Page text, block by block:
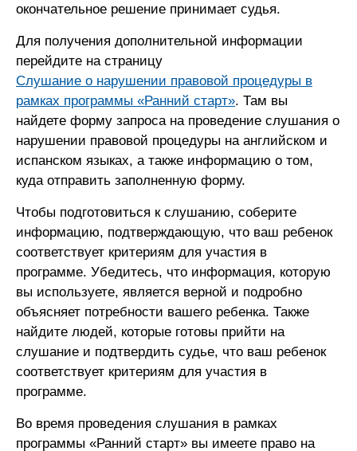
окончательное решение принимает судья.
Для получения дополнительной информации
перейдите на страницу
Слушание о нарушении правовой процедуры в
рамках программы «Ранний старт». Там вы
найдете форму запроса на проведение слушания о
нарушении правовой процедуры на английском и
испанском языках, а также информацию о том,
куда отправить заполненную форму.
Чтобы подготовиться к слушанию, соберите
информацию, подтверждающую, что ваш ребенок
соответствует критериям для участия в
программе. Убедитесь, что информация, которую
вы используете, является верной и подробно
объясняет потребности вашего ребенка. Также
найдите людей, которые готовы прийти на
слушание и подтвердить судье, что ваш ребенок
соответствует критериям для участия в
программе.
Во время проведения слушания в рамках
программы «Ранний старт» вы имеете право на